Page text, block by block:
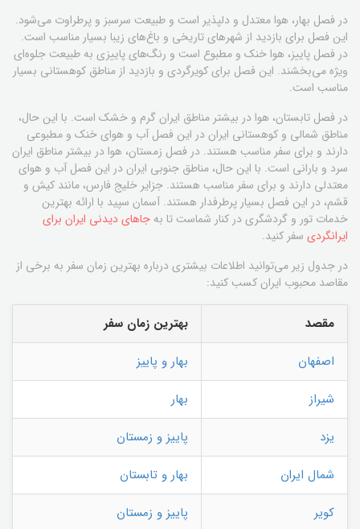
در فصل بهار، هوا معتدل و دلپذیر است و طبیعت سرسبز و پرطراوت می‌شود.
این فصل برای بازدید از شهرهای تاریخی و باغ‌های زیبا بسیار مناسب است.
در فصل پاییز، هوا خنک و مطبوع است و رنگ‌های پاییزی به طبیعت جلوه‌ای
ویژه می‌بخشند. این فصل برای کویرگردی و بازدید از مناطق کوهستانی بسیار
مناسب است.
در فصل تابستان، هوا در بیشتر مناطق ایران گرم و خشک است. با این حال،
مناطق شمالی و کوهستانی ایران در این فصل آب و هوای خنک و مطبوعی
دارند و برای سفر مناسب هستند. در فصل زمستان، هوا در بیشتر مناطق ایران
سرد و بارانی است. با این حال، مناطق جنوبی ایران در این فصل آب و هوای
معتدلی دارند و برای سفر مناسب هستند. جزایر خلیج فارس، مانند کیش و
قشم، در این فصل بسیار پرطرفدار هستند. آسمان سپید با ارائه بهترین
خدمات تور و گردشگری در کنار شماست تا به جاهای دیدنی ایران برای
ایرانگردی سفر کنید.
در جدول زیر می‌توانید اطلاعات بیشتری درباره بهترین زمان سفر به برخی از
مقاصد محبوب ایران کسب کنید:
مقصد
بهترین زمان سفر
اصفهان
بهار و پاییز
شیراز
بهار
یزد
پاییز و زمستان
شمال ایران
بهار و تابستان
کویر
پاییز و زمستان